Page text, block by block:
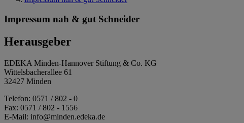
Impressum nah & gut Schneider
Herausgeber
EDEKA Minden-Hannover Stiftung & Co. KG
Wittelsbacherallee 61
32427 Minden
Telefon: 0571 / 802 - 0
Fax: 0571 / 802 - 1556
E-Mail: info@minden.edeka.de